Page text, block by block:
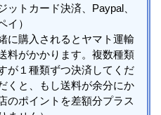
ットカード決済、Paypal、
イ）
に購入されるとヤマト運輸
料がかかります。複数種類
が１種類ずつ決済してくだ
くと、もし送料が余分にか
のポイントを差額分プラス